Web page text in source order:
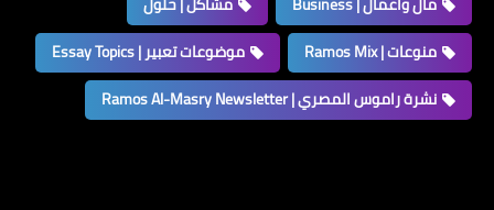
منوعات | Ramos Mix
موضوعات تعبير | Essay Topics
نشرة راموس المصري | Ramos Al-Masry Newsletter